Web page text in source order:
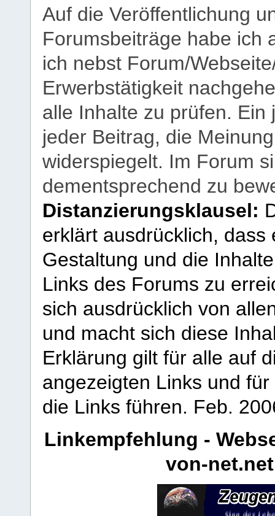
Auf die Veröffentlichung
Forumsbeiträge habe ich
ich nebst Forum/
Erwerbstätigkeit
alle Inhalte zu prüfen.
jeder Beitrag, die
widerspiegelt. Im Forum
dementsprechend zu
Distanzierungsklausel:
erklärt ausdrücklich,
Gestaltung und die
Links des Forums zu
sich ausdrücklich von
und macht sich diese
Erklärung gilt für alle auf
angezeigten Links und
die Links führen. Feb.
Linkempfehlung -
von-net.net